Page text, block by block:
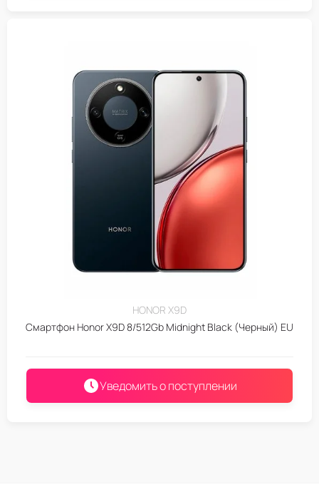
HONOR X9D
Смартфон Honor X9D 8/512Gb Midnight Black (Черный) EU
Уведомить о поступлении